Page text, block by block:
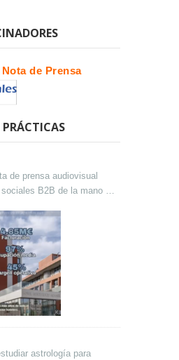
de Prensa
PRÁCTICAS
de prensa audiovisual
B2B de la mano de
astrología para